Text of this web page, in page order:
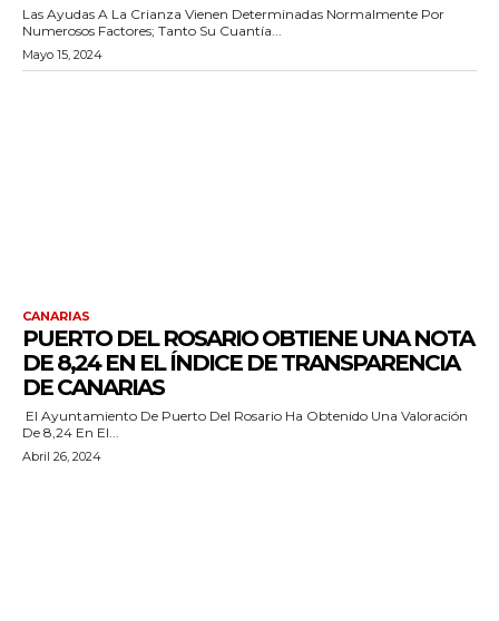
Las Ayudas A La Crianza Vienen Determinadas Normalmente Por
Numerosos Factores; Tanto Su Cuantía...
Mayo 15, 2024
CANARIAS
PUERTO DEL ROSARIO OBTIENE UNA NOTA
DE 8,24 EN EL ÍNDICE DE TRANSPARENCIA
DE CANARIAS
El Ayuntamiento De Puerto Del Rosario Ha Obtenido Una Valoración
De 8,24 En El...
Abril 26, 2024